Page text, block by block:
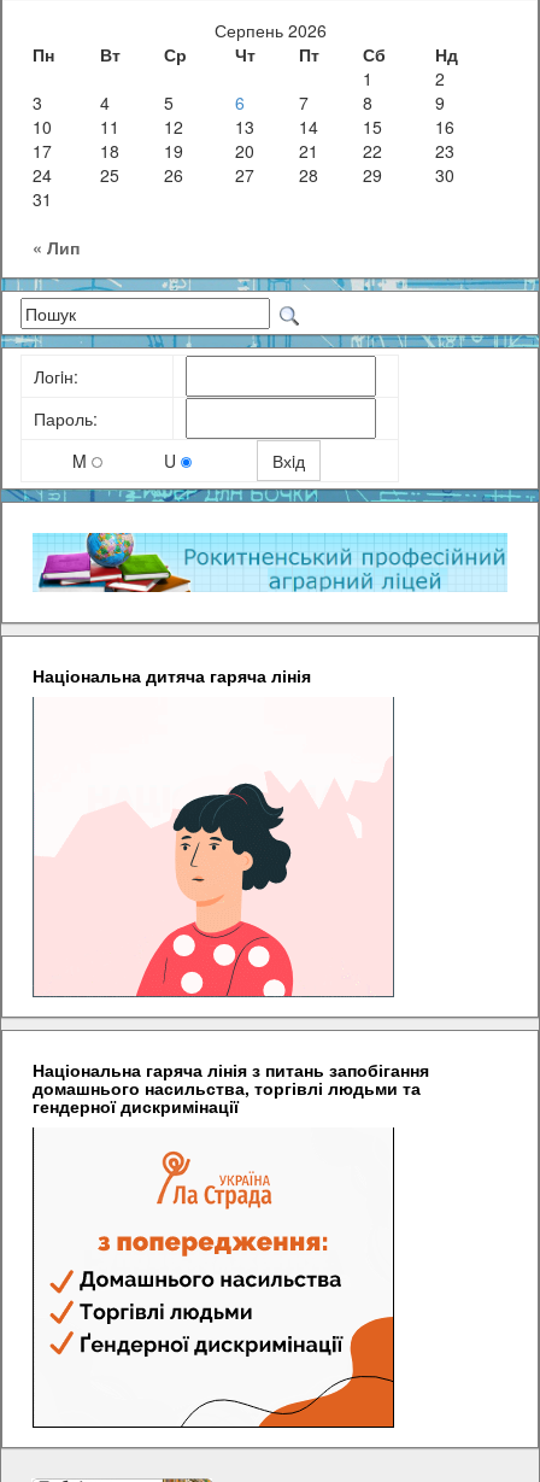
Серпень 2026
Пн
Вт Ср Чт Пт Сб
Нд
1
2
3
4 5 6 7 8
9
10
11 12 13 14 15
16
17
18 19 20 21 22
23
24
25 26 27 28 29
30
31
« Лип
Логiн:
Пароль:
M
U
Національна дитяча гаряча лінія
Національна гаряча лінія з питань запобігання
домашнього насильства, торгівлі людьми та
гендерної дискримінації